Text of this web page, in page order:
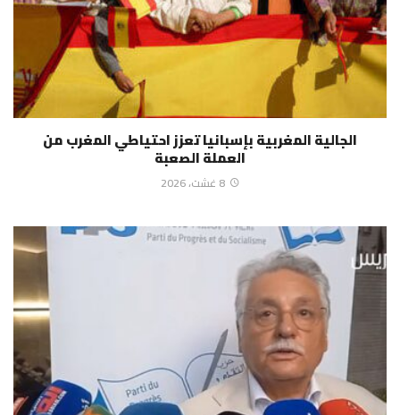
الجالية المغربية بإسبانيا تعزز احتياطي المغرب من
العملة الصعبة
8 غشت، 2026